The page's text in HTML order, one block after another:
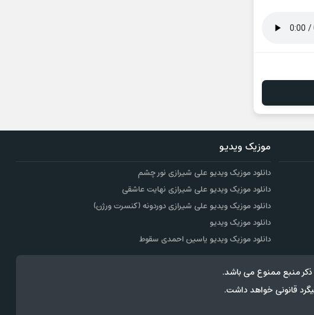
موزیک ویدیو
دانلود موزیک ویدیو علی شیرازی نور چشم
دانلود موزیک ویدیو علی شیرازی نهایت عاشقی
دانلود موزیک ویدیو علی شیرازی دوردونه (کنسرت ورژن)
دانلود موزیک ویدیو
دانلود موزیک ویدیو یاسین احمدی سقوط
منبع ممنوع می باشد.